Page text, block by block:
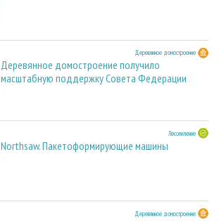
Деревянное домостроение
Деревянное домостроение получило
масштабную поддержку Совета Федерации
Лесопиление
Northsaw. Пакетоформирующие машины
Деревянное домостроение